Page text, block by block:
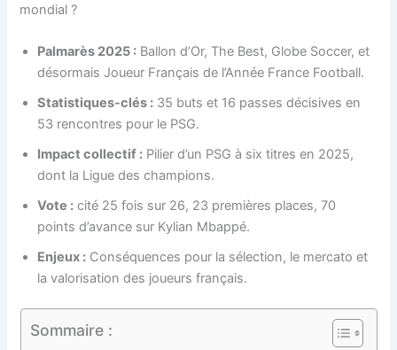
mondial ?
Palmarès 2025 : Ballon d’Or, The Best, Globe Soccer, et
désormais Joueur Français de l’Année France Football.
Statistiques-clés : 35 buts et 16 passes décisives en
53 rencontres pour le PSG.
Impact collectif : Pilier d’un PSG à six titres en 2025,
dont la Ligue des champions.
Vote : cité 25 fois sur 26, 23 premières places, 70
points d’avance sur Kylian Mbappé.
Enjeux : Conséquences pour la sélection, le mercato et
la valorisation des joueurs français.
Sommaire :